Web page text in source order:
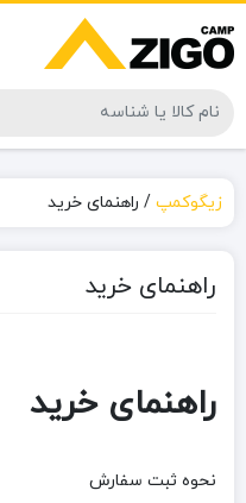
زیگوکمپ / راهنمای خرید
راهنمای خرید
راهنمای خرید
نحوه ثبت سفارش